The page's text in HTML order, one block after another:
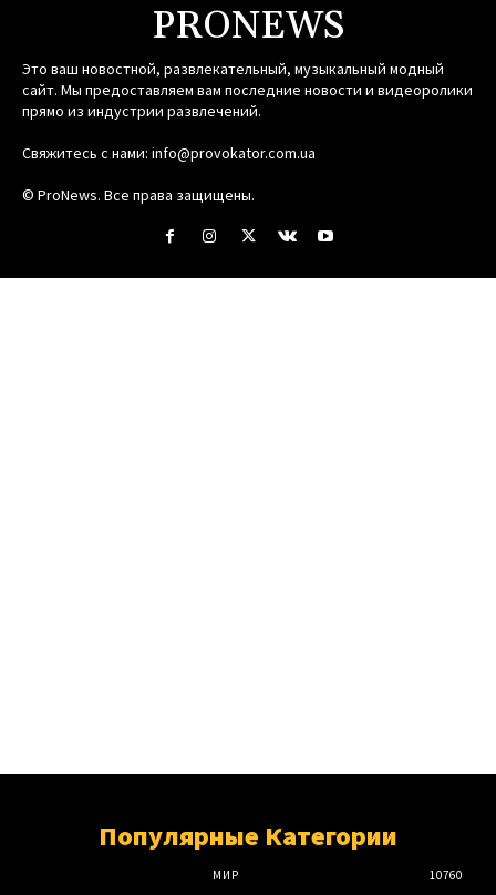
PRONEWS
Это ваш новостной, развлекательный, музыкальный модный
сайт. Мы предоставляем вам последние новости и видеоролики
прямо из индустрии развлечений.
Свяжитесь с нами: info@provokator.com.ua
© ProNews. Все права защищены.
Популярные Категории
МИР
10760